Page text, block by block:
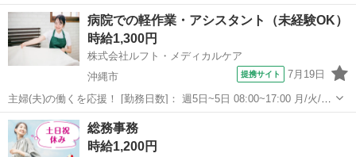
済業務コールセンター！無料駐車場完備！給料前払いあり 【コメン
ト】 ベルシステム24ではWワークや扶養内勤務、短期や長期など様々
なお仕事をご紹介可能！ お給料...
沖縄 豊見城市 電話対応
病院での軽作業・アシスタント（未経験OK）
時給1,300円
株式会社ルフト・メディカルケア
沖縄市
提携サイト 7月19日
主婦(夫)の働くを応援！ [勤務日数]： 週5日~5日 08:00~17:00 月/火/水/
木/金 [勤務地・最寄駅]： 沖縄県沖縄市胡屋周辺の病院 株式会社ルフ
ト・メディカルケア [職種名]：病院での軽作業・アシス...
沖縄 沖縄市 その他
総務事務
時給1,200円